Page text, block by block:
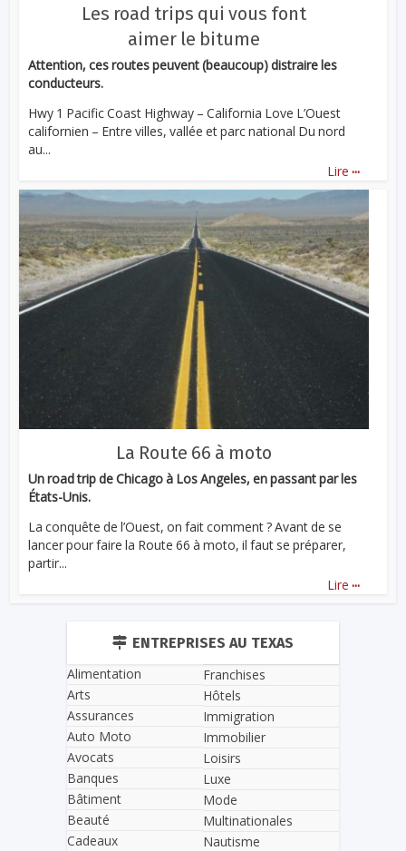
Les road trips qui vous font
aimer le bitume
Attention, ces routes peuvent (beaucoup) distraire les
conducteurs.
Hwy 1 Pacific Coast Highway – California Love L’Ouest
californien – Entre villes, vallée et parc national Du nord
au...
Lire ...
La Route 66 à moto
Un road trip de Chicago à Los Angeles, en passant par les
États-Unis.
La conquête de l’Ouest, on fait comment ? Avant de se
lancer pour faire la Route 66 à moto, il faut se préparer,
partir...
Lire ...
ENTREPRISES AU TEXAS
Alimentation
Arts
Assurances
Auto Moto
Avocats
Banques
Bâtiment
Beauté
Cadeaux
Franchises
Hôtels
Immigration
Immobilier
Loisirs
Luxe
Mode
Multinationales
Nautisme